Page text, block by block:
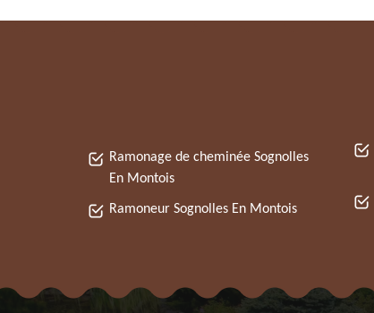
Ramonage de cheminée Sognolles
En Montois
Ramoneur Sognolles En Montois